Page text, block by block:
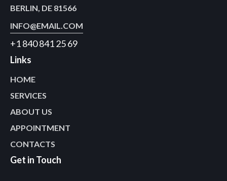
BERLIN, DE 81566
INFO@EMAIL.COM
+1 840 841 25 69
Links
HOME
SERVICES
ABOUT US
APPOINTMENT
CONTACTS
Get in Touch